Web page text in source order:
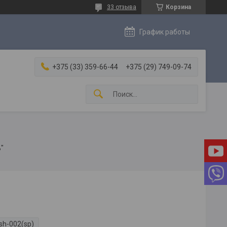
Корзина
33 отзыва
График работы
+375 (33) 359-66-44 +375 (29) 749-09-74
002(sp)